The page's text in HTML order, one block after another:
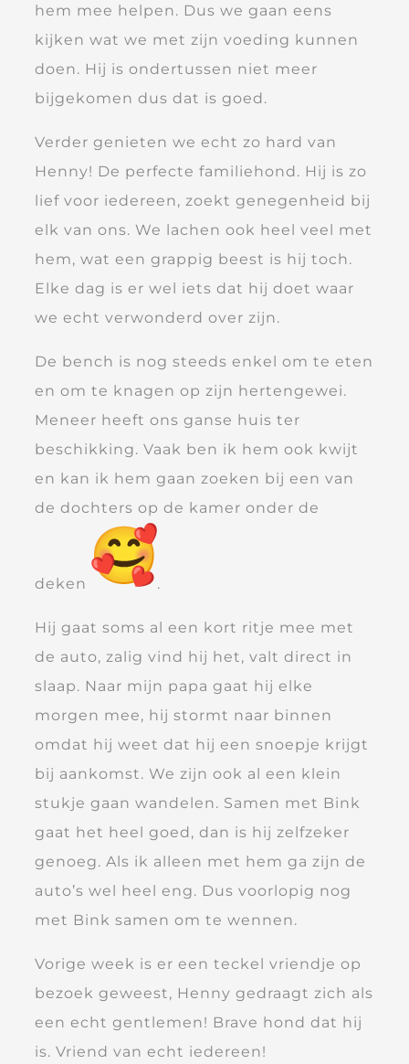
hem mee helpen. Dus we gaan eens
kijken wat we met zijn voeding kunnen
doen. Hij is ondertussen niet meer
bijgekomen dus dat is goed.
Verder genieten we echt zo hard van
Henny! De perfecte familiehond. Hij is zo
lief voor iedereen, zoekt genegenheid bij
elk van ons. We lachen ook heel veel met
hem, wat een grappig beest is hij toch.
Elke dag is er wel iets dat hij doet waar
we echt verwonderd over zijn.
De bench is nog steeds enkel om te eten
en om te knagen op zijn hertengewei.
Meneer heeft ons ganse huis ter
beschikking. Vaak ben ik hem ook kwijt
en kan ik hem gaan zoeken bij een van
de dochters op de kamer onder de
deken .
Hij gaat soms al een kort ritje mee met
de auto, zalig vind hij het, valt direct in
slaap. Naar mijn papa gaat hij elke
morgen mee, hij stormt naar binnen
omdat hij weet dat hij een snoepje krijgt
bij aankomst. We zijn ook al een klein
stukje gaan wandelen. Samen met Bink
gaat het heel goed, dan is hij zelfzeker
genoeg. Als ik alleen met hem ga zijn de
auto’s wel heel eng. Dus voorlopig nog
met Bink samen om te wennen.
Vorige week is er een teckel vriendje op
bezoek geweest, Henny gedraagt zich als
een echt gentlemen! Brave hond dat hij
is. Vriend van echt iedereen!